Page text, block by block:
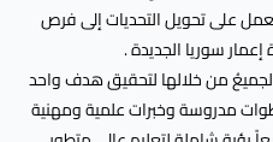
على تحويل التحديات إلى فرص
سوريا الجديدة .
من خلالها لتحقيق هدف واحد
مدروسة وخبرات علمية ومهنية